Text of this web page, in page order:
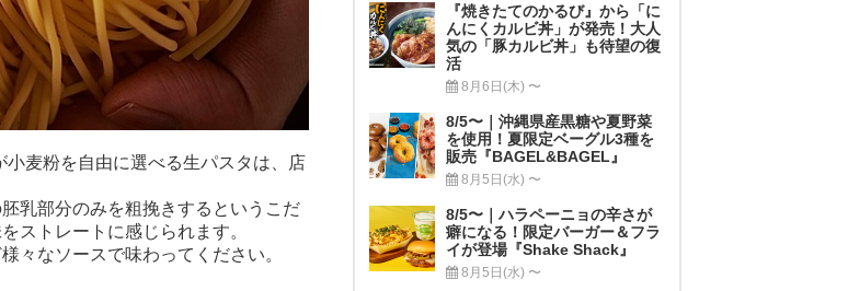
小麦粉を自由に選べる生パスタは、店
乳部分のみを粗挽きするというこだ
ストレートに感じられます。
々なソースで味わってください。
『焼きたてのかるび』から「に
んにくカルビ丼」が発売！大人
気の「豚カルビ丼」も待望の復
活
8月6日(木) 〜
8/5〜｜沖縄県産黒糖や夏野菜
を使用！夏限定ベーグル3種を
販売『BAGEL&BAGEL』
8月5日(水) 〜
8/5〜｜ハラペーニョの辛さが
癖になる！限定バーガー＆フラ
イが登場『Shake Shack』
8月5日(水) 〜